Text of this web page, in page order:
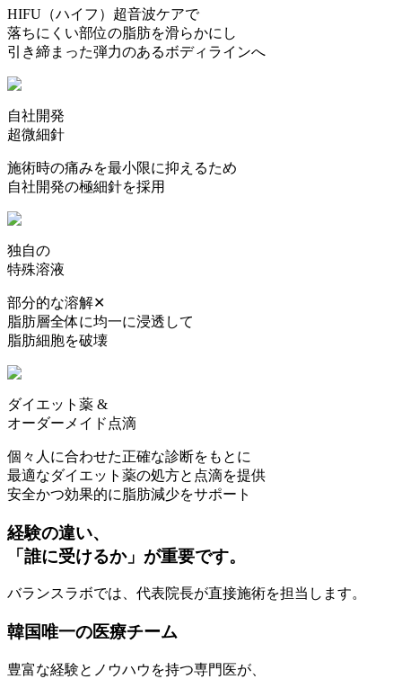
HIFU（ハイフ）超音波ケアで
落ちにくい部位の脂肪を滑らかにし
引き締まった弾力のあるボディラインへ
自社開発
超微細針
施術時の痛みを最小限に抑えるため
自社開発の極細針を採用
独自の
特殊溶液
部分的な溶解✕
脂肪層全体に均一に浸透して
脂肪細胞を破壊
ダイエット薬 &
オーダーメイド点滴
個々人に合わせた正確な診断をもとに
最適なダイエット薬の処方と点滴を提供
安全かつ効果的に脂肪減少をサポート
経験の違い、
「誰に受けるか」が重要です。
バランスラボでは、代表院長が直接施術を担当します。
韓国唯一の医療チーム
豊富な経験とノウハウを持つ専門医が、